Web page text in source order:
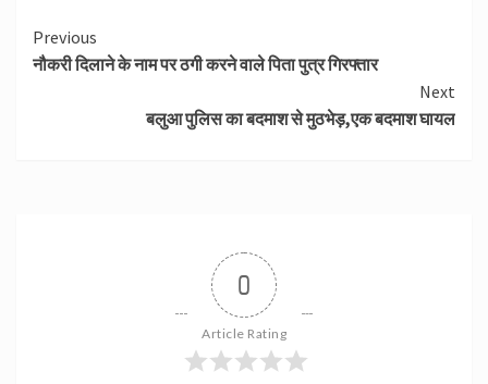
Continue
Reading
Previous
नौकरी दिलाने के नाम पर ठगी करने वाले पिता पुत्र गिरफ्तार
Next
बलुआ पुलिस का बदमाश से मुठभेड़,एक बदमाश घायल
0
Article Rating